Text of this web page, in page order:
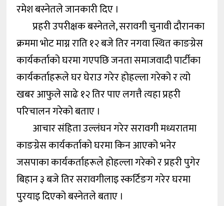
रमेश बस्नेतले जानकारी दिए ।
प्रहरी उपरीक्षक बस्नेतले, सरावगी चुनावी दौरानका
क्रममा भोट माग्न राति १२ बजे तिर नगवा स्थित काङग्रेस
कार्यकर्ताको घरमा गएपछि जनता समाजवादी पार्टीका
कार्यकर्ताहरूले घर घेराउ गरेर होहल्ला गरेको र त्यो
खबर आफुले साढे १२ तिर पाए लगत्तै त्यहा प्रहरी
परिचालन गरेको बताए ।
आचार संहिता उल्लंघन गरेर सरावगी मध्यरातमा
काङग्रेस कार्यकर्ताको घरमा किन आएको भनेर
जसपाका कार्यकर्ताहरूले होहल्ला गरेको र प्रहरी पुगेर
बिहान ३ बजे तिर सरावगीलाइ स्कर्टिङग गरेर घरमा
पुरयाइ दिएको बस्नेतले बताए ।